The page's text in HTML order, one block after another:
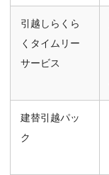
引越しらくら
くタイムリー
サービス
建替引越パッ
ク